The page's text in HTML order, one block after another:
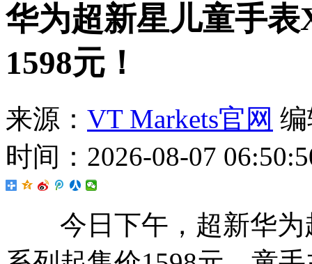
华为超新星儿童手
1598元！
来源： VT Markets官网 编
时间：2026-08-07
今日下午，超新华为